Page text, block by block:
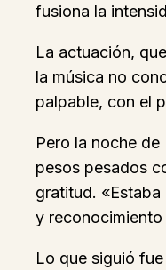
fusiona la
La actuación,
la música no
palpable, con el
Pero la noche
pesos pesados
gratitud.
y reconocimiento
Lo que siguió